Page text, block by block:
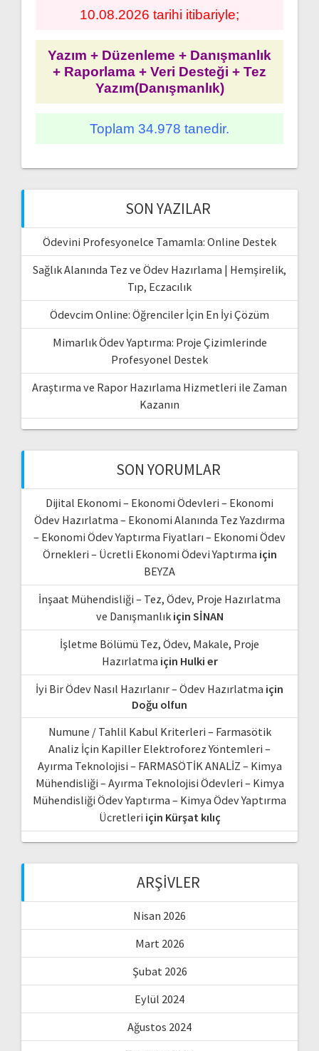
10.08.2026 tarihi itibariyle;
Yazım + Düzenleme + Danışmanlık
+ Raporlama + Veri Desteği + Tez
Yazım(Danışmanlık)
Toplam 34.978 tanedir.
SON YAZILAR
Ödevini Profesyonelce Tamamla: Online Destek
Sağlık Alanında Tez ve Ödev Hazırlama | Hemşirelik,
Tıp, Eczacılık
Ödevcim Online: Öğrenciler İçin En İyi Çözüm
Mimarlık Ödev Yaptırma: Proje Çizimlerinde
Profesyonel Destek
Araştırma ve Rapor Hazırlama Hizmetleri ile Zaman
Kazanın
SON YORUMLAR
Dijital Ekonomi – Ekonomi Ödevleri – Ekonomi
Ödev Hazırlatma – Ekonomi Alanında Tez Yazdırma
– Ekonomi Ödev Yaptırma Fiyatları – Ekonomi Ödev
Örnekleri – Ücretli Ekonomi Ödevi Yaptırma için
BEYZA
İnşaat Mühendisliği – Tez, Ödev, Proje Hazırlatma
ve Danışmanlıkiçin SİNAN
İşletme Bölümü Tez, Ödev, Makale, Proje
Hazırlatma için Hulki er
İyi Bir Ödev Nasıl Hazırlanır – Ödev Hazırlatma için
Doğu olfun
Numune / Tahlil Kabul Kriterleri – Farmasötik
Analiz İçin Kapiller Elektroforez Yöntemleri –
Ayırma Teknolojisi – FARMASÖTİK ANALİZ – Kimya
Mühendisliği – Ayırma Teknolojisi Ödevleri – Kimya
Mühendisliği Ödev Yaptırma – Kimya Ödev Yaptırma
Ücretleri için Kürşat kılıç
ARŞIVLER
Nisan 2026
Mart 2026
Şubat 2026
Eylül 2024
Ağustos 2024